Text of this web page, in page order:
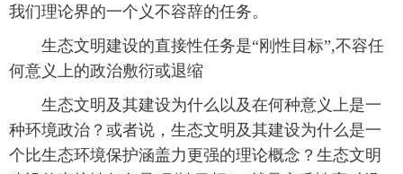
我们理论界的一个义不容辞的任务。
生态文明建设的直接性任务是“刚性目标”,不容任
何意义上的政治敷衍或退缩
生态文明及其建设为什么以及在何种意义上是一
种环境政治？或者说，生态文明及其建设为什么是一
个比生态环境保护涵盖力更强的理论概念？生态文明